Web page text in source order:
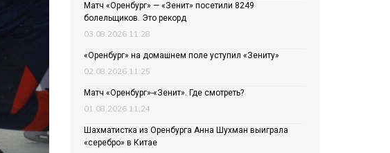
Матч «Оренбург» — «Зенит» посетили 8249
болельщиков. Это рекорд
03.08.2026 11:28
«Оренбург» на домашнем поле уступил «Зениту»
02.08.2026 11:25
Матч «Оренбург»-«Зенит». Где смотреть?
01.08.2026 11:24
Шахматистка из Оренбурга Анна Шухман выиграла
«серебро» в Китае